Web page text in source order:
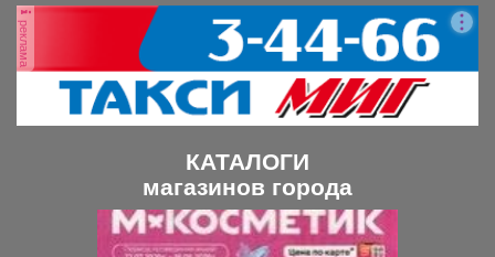
реклама
КАТАЛОГИ
магазинов города